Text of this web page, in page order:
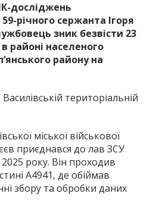
досліджень
річного сержанта Ігоря
зник безвісти 23
районі населеного
району на
Василівській територіальній
міської військової
приєднався до лав ЗСУ
року. Він проходив
А4941, де обіймав
збору та обробки даних